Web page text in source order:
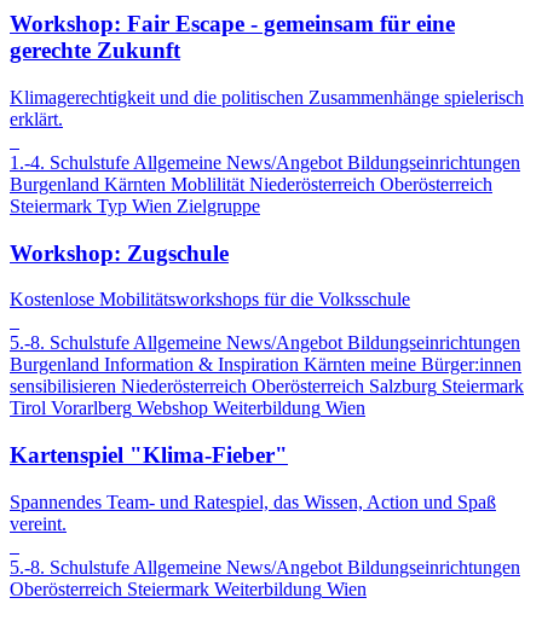
Workshop: Fair Escape - gemeinsam für eine
gerechte Zukunft
Klimagerechtigkeit und die politischen Zusammenhänge spielerisch
erklärt.
1.-4. Schulstufe Allgemeine News/Angebot Bildungseinrichtungen
Burgenland Kärnten Moblilität Niederösterreich Oberösterreich
Steiermark Typ Wien Zielgruppe
Workshop: Zugschule
Kostenlose Mobilitätsworkshops für die Volksschule
5.-8. Schulstufe Allgemeine News/Angebot Bildungseinrichtungen
Burgenland Information & Inspiration Kärnten meine Bürger:innen
sensibilisieren Niederösterreich Oberösterreich Salzburg Steiermark
Tirol Vorarlberg Webshop Weiterbildung Wien
Kartenspiel "Klima-Fieber"
Spannendes Team- und Ratespiel, das Wissen, Action und Spaß
vereint.
5.-8. Schulstufe Allgemeine News/Angebot Bildungseinrichtungen
Oberösterreich Steiermark Weiterbildung Wien